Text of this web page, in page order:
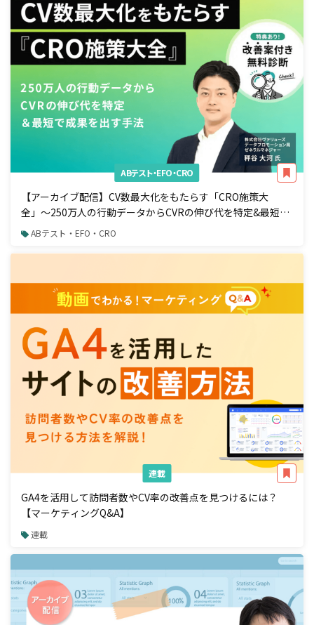
ABテスト・EFO・CRO
【アーカイブ配信】CV数最大化をもたらす「CRO施策大
全」〜250万人の行動データからCVRの伸び代を特定&最短で
成果を出す手法〜
ABテスト・EFO・CRO
連載
GA4を活用して訪問者数やCV率の改善点を見つけるには？
【マーケティングQ&A】
連載